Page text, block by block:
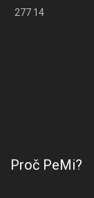
277 14
Proč PeMi?